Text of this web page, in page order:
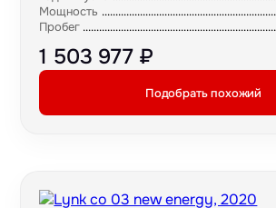
Мощность
Пробег
1 503 977 ₽
Подобрать похожий